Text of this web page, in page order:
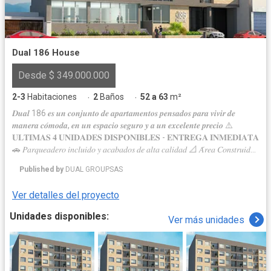
Dual 186 House
Desde $ 349.000.000
2-3 Habitaciones · 2 Baños · 52 a 63 m²
𝑫𝒖𝒂𝒍 186 𝒆𝒔 𝒖𝒏 𝒄𝒐𝒏𝒋𝒖𝒏𝒕𝒐 𝒅𝒆 𝒂𝒑𝒂𝒓𝒕𝒂𝒎𝒆𝒏𝒕𝒐𝒔 𝒑𝒆𝒏𝒔𝒂𝒅𝒐𝒔 𝒑𝒂𝒓𝒂 𝒗𝒊𝒗𝒊𝒓 𝒅𝒆
𝒎𝒂𝒏𝒆𝒓𝒂 𝒄𝒐́𝒎𝒐𝒅𝒂, 𝒆𝒏 𝒖𝒏 𝒆𝒔𝒑𝒂𝒄𝒊𝒐 𝒔𝒆𝒈𝒖𝒓𝒐 𝒚 𝒂 𝒖𝒏 𝒆𝒙𝒄𝒆𝒍𝒆𝒏𝒕𝒆 𝒑𝒓𝒆𝒄𝒊𝒐 ⚠️
𝐔𝐋𝐓𝐈𝐌𝐀𝐒 𝟒 𝐔𝐍𝐈𝐃𝐀𝐃𝐄𝐒 𝐃𝐈𝐒𝐏𝐎𝐍𝐈𝐁𝐋𝐄𝐒 - 𝐄𝐍𝐓𝐑𝐄𝐆𝐀 𝐈𝐍𝐌𝐄𝐃𝐈𝐀𝐓𝐀
🚗 𝑃𝑎𝑟𝑞𝑢𝑒𝑎𝑑𝑒𝑟𝑜 𝑖𝑛𝑐𝑙𝑢𝑖𝑑𝑜 𝑦 𝑎𝑐𝑎𝑏𝑎𝑑𝑜𝑠 𝑑𝑒 𝑎𝑙𝑡𝑎 𝑐𝑎𝑙𝑖𝑑𝑎𝑑 📐 𝐴́𝑟𝑒𝑎 𝐶𝑜𝑛𝑠𝑡𝑟𝑢𝑖𝑑𝑎
📌 𝑈𝑏𝑖𝑐𝑎𝑐𝑖𝑜́𝑛 𝑑𝑒𝑙 𝑝𝑟𝑜𝑦𝑒𝑐𝑡𝑜: 𝐶𝑎𝑙𝑙𝑒 𝟏𝟖𝟔 # 𝟕-𝟔𝟗 📆 𝐹𝘦𝑐𝘩𝑎 𝑝𝘢𝑟𝘢 𝘭𝑎 𝑐𝘶𝑜𝘵𝑎
cuenta con zonas verdes como la Reserva ecológica Parque de
los Andes, cajeros automáticos, muy cerca al club deportivo
Equidad, amplia zona comercial en el sector (minimercados,
droguerías, papelerías, salones de belleza, lavanderías), zonas
escolares, jardines infantiles, iglesias, parques. ✅ Centro
Comerciales: Centro Comercial Santa Fe, Centro Comercial
Published by DUAL GROUPSAS
Ver detalles del proyecto
Unidades disponibles:
Ver más unidades